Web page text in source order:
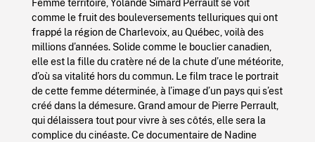
Femme territoire, Yolande Simard Perrault se voit
comme le fruit des bouleversements telluriques qui ont
frappé la région de Charlevoix, au Québec, voilà des
millions d’années. Solide comme le bouclier canadien,
elle est la fille du cratère né de la chute d’une météorite,
d’où sa vitalité hors du commun. Le film trace le portrait
de cette femme déterminée, à l’image d’un pays qui s’est
créé dans la démesure. Grand amour de Pierre Perrault,
qui délaissera tout pour vivre à ses côtés, elle sera la
complice du cinéaste. Ce documentaire de Nadine